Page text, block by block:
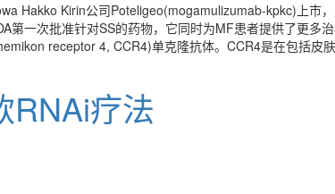
Kirin公司Poteligeo(mogamulizumab-kpkc)上市
第一次批准针对SS的药物，它同时为MF患者提供了
receptor 4, CCR4)单克隆抗体。CCR4是在包括皮
RNAi疗法